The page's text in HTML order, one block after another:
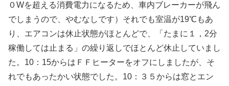
０Wを超える消費電力になるため、車内ブレーカーが飛ん
でしまうので、やむなしです）それでも室温が19℃もあ
り、エアコンは休止状態がほとんどで、「たまに１，2分
稼働しては止まる」の繰り返しでほとんど休止していまし
た。10：15からはＦＦヒーターをオフにしましたが、そ
れでもあったかい状態でした。10：３５からは窓とエン